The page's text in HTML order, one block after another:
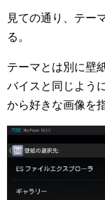
見ての通り、テー
る。
テーマとは別に壁
バイスと同じよう
から好きな画像を